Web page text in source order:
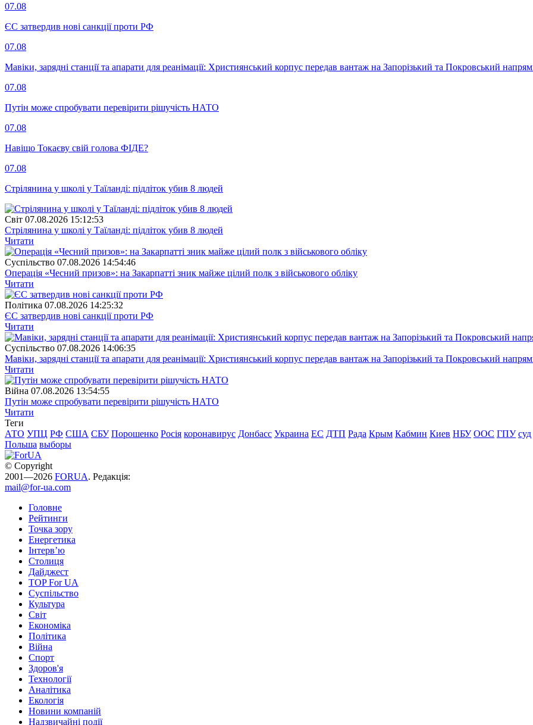
07.08
ЄС затвердив нові санкції проти РФ
07.08
Мавіки, зарядні станції та апарати для реанімації: Християнський корпус передав вантаж на Запорізький та Покровський
07.08
Путін може спробувати перевірити рішучість НАТО
07.08
Навіщо Токаєву свій голова ФІДЕ?
07.08
Стрілянина у школі у Таїланді: підліток убив 8 людей
Свiт 07.08.2026 15:12:53
Стрілянина у школі у Таїланді: підліток убив 8 людей
Читати
Суспiльство 07.08.2026 14:54:46
Операція «Чесний призов»: на Закарпатті зник майже цілий полк з військового обліку
Читати
Полiтика 07.08.2026 14:25:32
ЄС затвердив нові санкції проти РФ
Читати
Суспiльство 07.08.2026 14:06:35
Мавіки, зарядні станції та апарати для реанімації: Християнський корпус передав вантаж на Запорізький та Покровський
Читати
Війна 07.08.2026 13:54:55
Путін може спробувати перевірити рішучість НАТО
Читати
Теги
АТО УПЦ РФ США СБУ Порошенко Росія коронавирус Донбасс Украина ЕС ДТП Рада Крым Кабмин Киев НБУ ООС ГПУ суд
Польша выборы
© Copyright
2001—2026 FORUA. Редакція:
mail@for-ua.com
Головне
Рейтинги
Точка зору
Енергетика
Інтерв’ю
Столиця
Дайджест
TOP For UA
Суспiльство
Культура
Світ
Економіка
Політика
Війна
Спорт
Здоров'я
Технології
Аналітика
Екологія
Новини компаній
Надзвичайні події